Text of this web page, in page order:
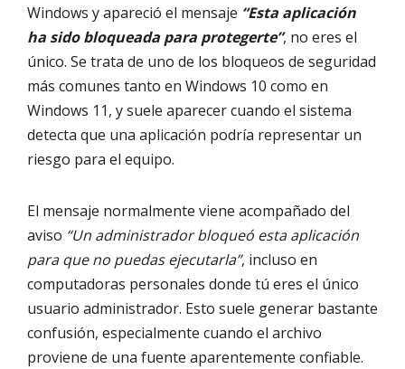
Windows y apareció el mensaje “Esta aplicación
ha sido bloqueada para protegerte”, no eres el
único. Se trata de uno de los bloqueos de seguridad
más comunes tanto en Windows 10 como en
Windows 11, y suele aparecer cuando el sistema
detecta que una aplicación podría representar un
riesgo para el equipo.
El mensaje normalmente viene acompañado del
aviso “Un administrador bloqueó esta aplicación
para que no puedas ejecutarla”, incluso en
computadoras personales donde tú eres el único
usuario administrador. Esto suele generar bastante
confusión, especialmente cuando el archivo
proviene de una fuente aparentemente confiable.